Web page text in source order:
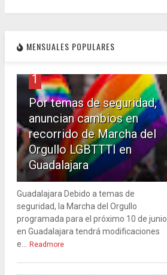
MENSUALES POPULARES
1
Por temas de seguridad,
anuncian cambios en
recorrido de Marcha del
Orgullo LGBTTTI en
Guadalajara
Guadalajara Debido a temas de
seguridad, la Marcha del Orgullo
programada para el próximo 10 de junio
en Guadalajara tendrá modificaciones
e...
Readmore